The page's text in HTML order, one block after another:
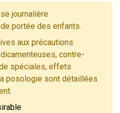
journalière
portée des enfants.
aux précautions
contre-
spéciales, effets
posologie sont détaillées